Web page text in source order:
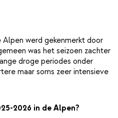
werd gekenmerkt door
was het seizoen zachter
droge periodes onder
maar soms zeer intensieve
2026 in de Alpen?